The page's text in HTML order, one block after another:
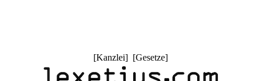
[Kanzlei] [Gesetze]